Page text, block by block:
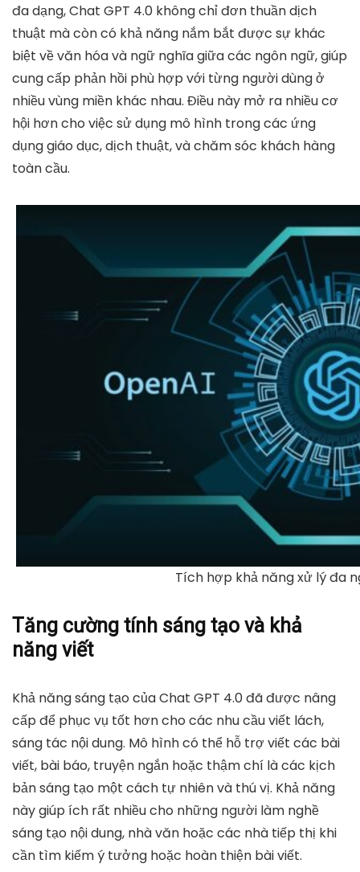
đa dạng, Chat GPT 4.0 không chỉ đơn thuần dịch
thuật mà còn có khả năng nắm bắt được sự khác
biệt về văn hóa và ngữ nghĩa giữa các ngôn ngữ, giúp
cung cấp phản hồi phù hợp với từng người dùng ở
nhiều vùng miền khác nhau. Điều này mở ra nhiều cơ
hội hơn cho việc sử dụng mô hình trong các ứng
dụng giáo dục, dịch thuật, và chăm sóc khách hàng
toàn cầu.
Tích hợp khả năng xử lý đa
Tăng cường tính sáng tạo và khả
năng viết
Khả năng sáng tạo của Chat GPT 4.0 đã được nâng
cấp để phục vụ tốt hơn cho các nhu cầu viết lách,
sáng tác nội dung. Mô hình có thể hỗ trợ viết các bài
viết, bài báo, truyện ngắn hoặc thậm chí là các kịch
bản sáng tạo một cách tự nhiên và thú vị. Khả năng
này giúp ích rất nhiều cho những người làm nghề
sáng tạo nội dung, nhà văn hoặc các nhà tiếp thị khi
cần tìm kiếm ý tưởng hoặc hoàn thiện bài viết.